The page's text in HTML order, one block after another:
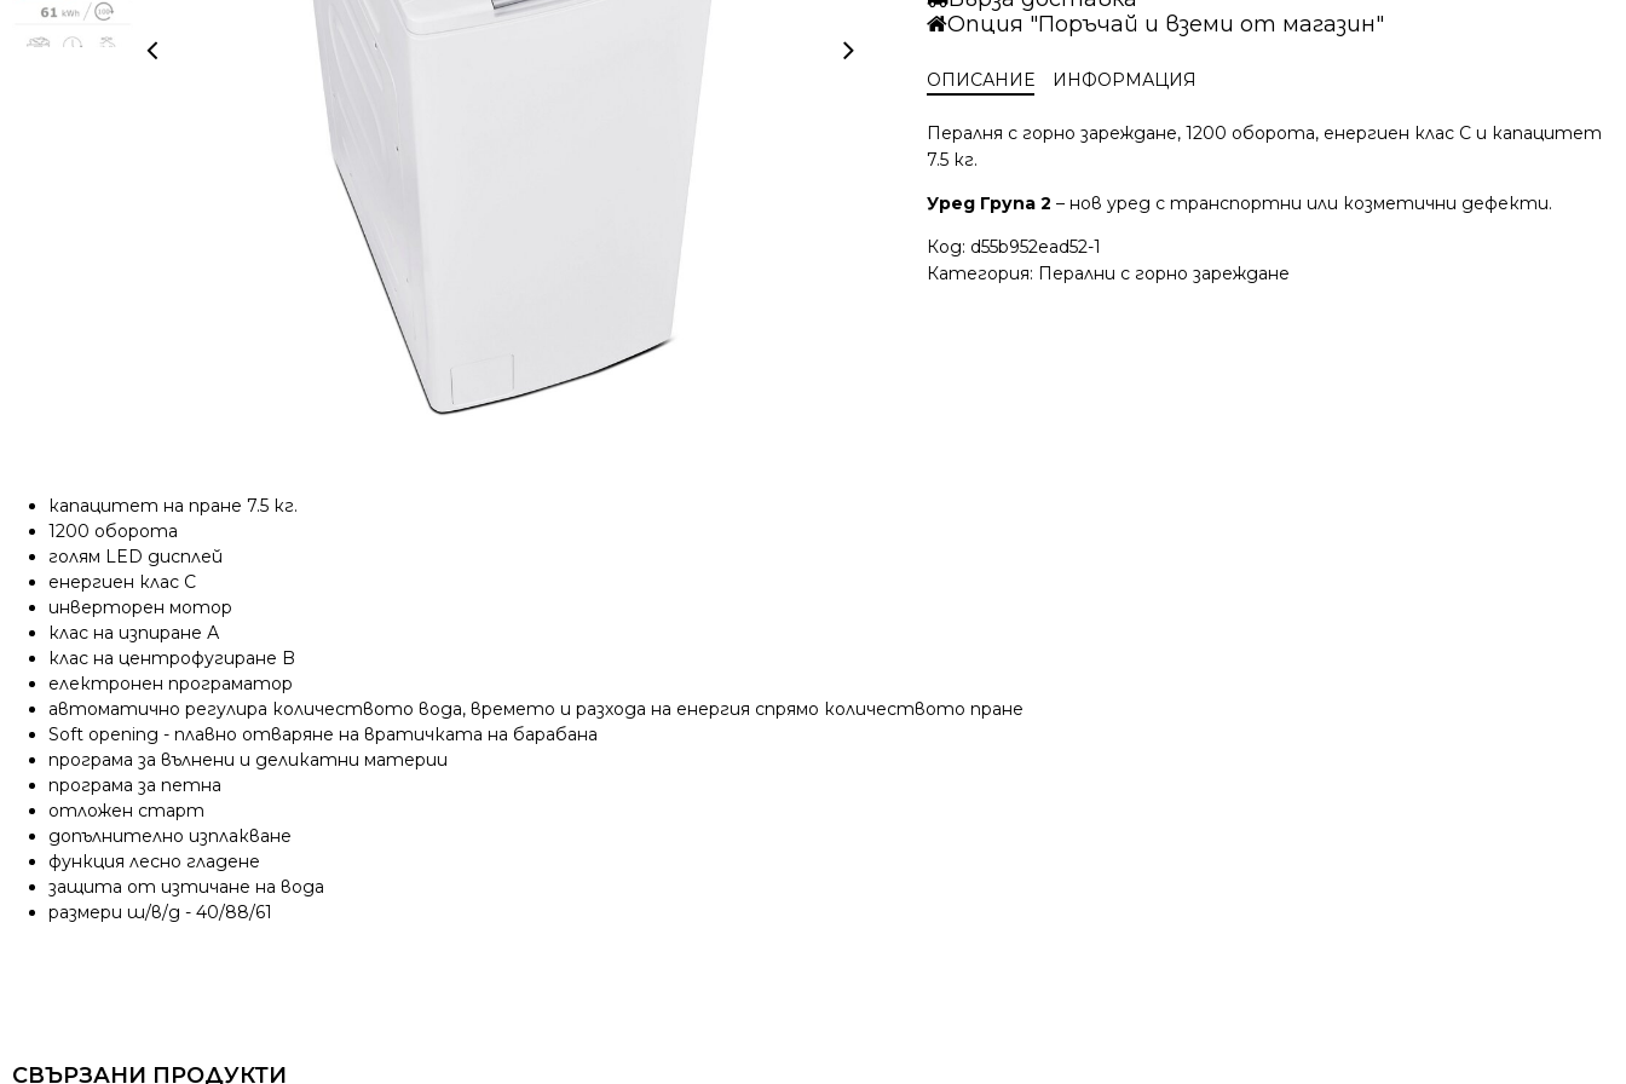
Опция "Поръчай и вземи от магазин"
ОПИСАНИЕ ИНФОРМАЦИЯ
Пералня с горно зареждане, 1200 оборота, енергиен клас C и капацитет
7.5 кг.
Уред Група 2 – нов уред с транспортни или козметични дефекти.
Код: d55b952ead52-1
Категория: Перални с горно зареждане
капацитет на пране 7.5 кг.
1200 оборота
голям LED дисплей
енергиен клас C
инверторен мотор
клас на изпиране А
клас на центрофугиране B
електронен програматор
автоматично регулира количеството вода, времето и разхода на енергия спрямо количеството пране
Soft opening - плавно отваряне на вратичката на барабана
програма за вълнени и деликатни материи
програма за петна
отложен старт
допълнително изплакване
функция лесно гладене
защита от изтичане на вода
размери ш/в/д - 40/88/61
СВЪРЗАНИ ПРОДУКТИ